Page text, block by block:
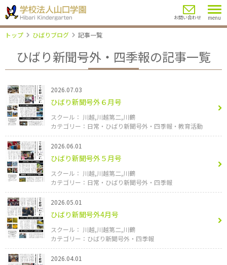
menu
お問い合わせ
トップ ひばりブログ 記事一覧
ひばり新聞号外・四季報の記事一覧
2026.07.03
ひばり新聞号外６月号
川越 川越第二 川鶴
日常
ひばり新聞号外・四季報 教育活動
2026.06.01
ひばり新聞号外５月号
川越 川越第二 川鶴
日常
ひばり新聞号外・四季報
2026.05.01
ひばり新聞号外4月号
川越 川越第二 川鶴
ひばり新聞号外・四季報
2026.04.01